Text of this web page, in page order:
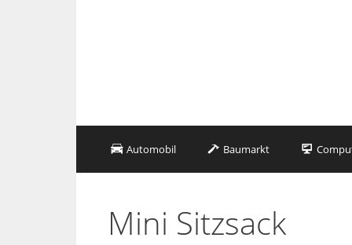
Automobil Baumarkt
Mini Sitzsack